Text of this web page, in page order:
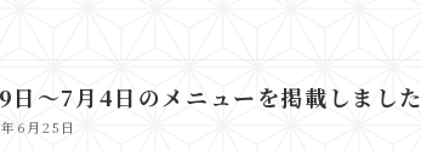
日～7月4日のメニューを掲載しました
6月25日